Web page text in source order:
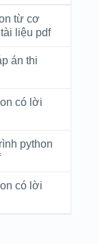
từ cơ
liệu pdf
án thi
có lời
python
có lời